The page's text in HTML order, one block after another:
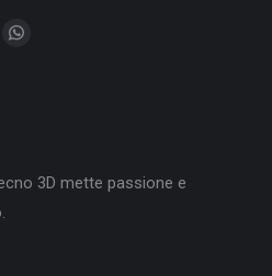
Whatsapp
window
3D mette passione e